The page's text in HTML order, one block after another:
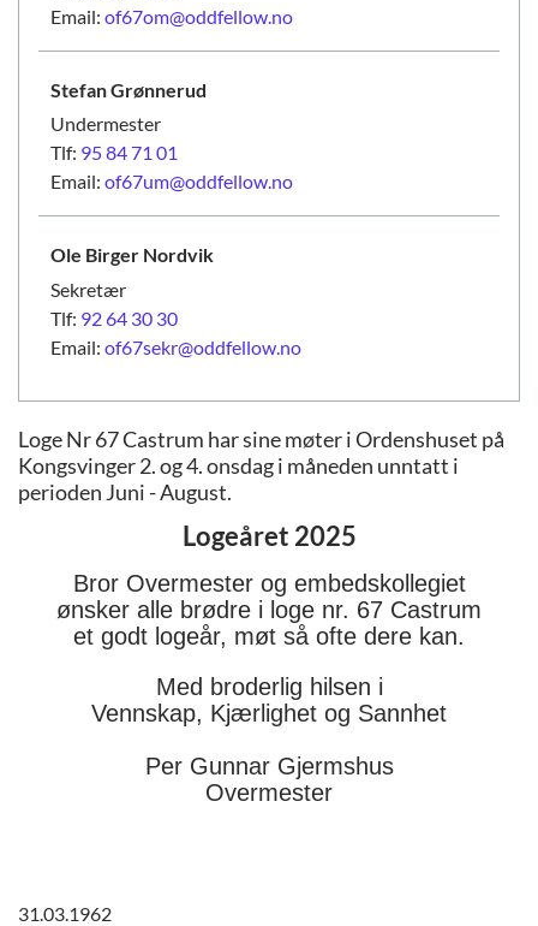
Loge Nr 67 Castrum har sine møter i Ordenshuset på
Kongsvinger 2. og 4. onsdag i måneden unntatt i
perioden Juni - August.
Logeåret 2025
Bror Overmester og embedskollegiet
ønsker alle brødre i loge nr. 67 Castrum
et godt logeår, møt så ofte dere kan.
Med broderlig hilsen i
Vennskap, Kjærlighet og Sannhet
Per Gunnar Gjermshus
Overmester
31.03.1962
Email: of67om@oddfellow.no
StefanGrønnerud
Undermester
Tlf: 95 84 71 01
Email: of67um@oddfellow.no
Ole Birger Nordvik
Sekretær
Tlf: 92 64 30 30
Email: of67sekr@oddfellow.no